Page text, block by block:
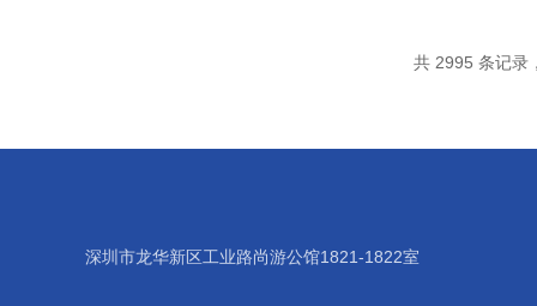
共 2995 条记
深圳市龙华新区工业路尚游公馆1821-1822室